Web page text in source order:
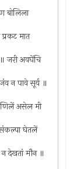
बोलिला
मात
जरी अवघेंचि
न पावे सूर्य ॥
असेल मी
घेतलें
देखतां मौन ॥